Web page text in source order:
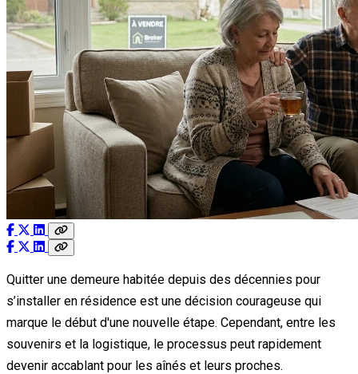
Quitter une demeure habitée depuis des décennies pour
s’installer en résidence est une décision courageuse qui
marque le début d'une nouvelle étape. Cependant, entre les
souvenirs et la logistique, le processus peut rapidement
devenir accablant pour les aînés et leurs proches.